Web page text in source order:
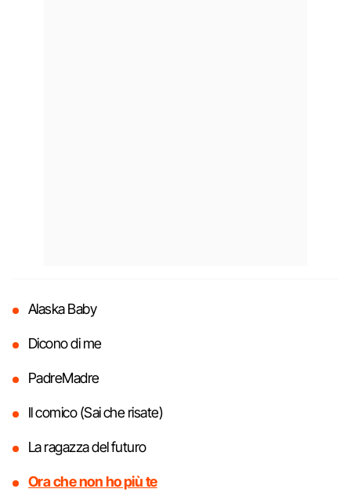
Alaska Baby
Dicono di me
PadreMadre
Il comico (Sai che risate)
La ragazza del futuro
Ora che non ho più te